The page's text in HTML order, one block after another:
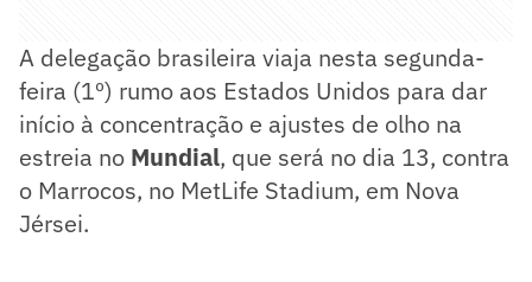
A delegação brasileira viaja nesta segunda-
feira (1º) rumo aos Estados Unidos para dar
início à concentração e ajustes de olho na
estreia no Mundial, que será no dia 13, contra
o Marrocos, no MetLife Stadium, em Nova
Jérsei.